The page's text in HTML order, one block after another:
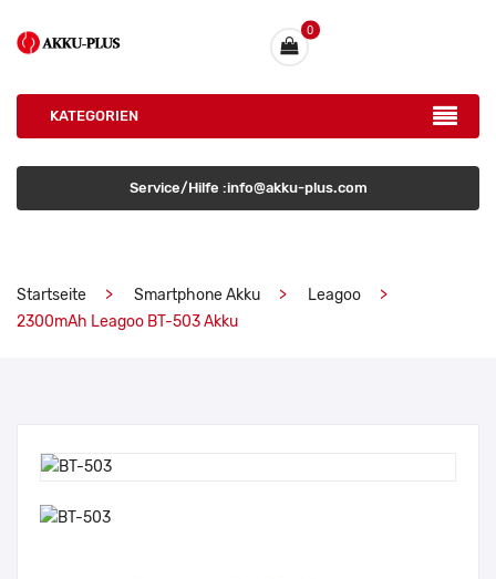
0
KATEGORIEN
Service/Hilfe :info@akku-plus.com
Startseite Smartphone Akku
Leagoo
2300mAh Leagoo BT-503 Akku